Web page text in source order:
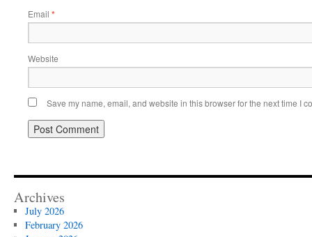
Email *
Website
Save my name, email, and website in this browser for the next time I
Archives
July 2026
February 2026